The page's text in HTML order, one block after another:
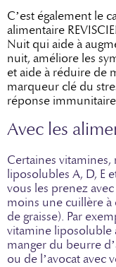
C’est également le
alimentaire
Nuit qui aide à
nuit, améliore les
et aide à réduire de
marqueur clé du
réponse
Avec les
Certaines
liposolubles A, D, E
vous les prenez
moins une cuillère à
de graisse). Par
vitamine liposoluble
manger du beurre
ou de l’avocat avec